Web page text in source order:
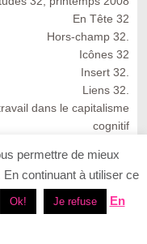
En Tête 32
Hors-champ 32.
Icônes 32
Insert 32.
Liens 32.
dans le capitalisme
cognitif
Multitudes 33, été 2008
33 : Summer 2008
En Tête 33
Icônes 33. Ernesto Neto
permettre de mieux
continuant à utiliser ce
Ok! Je refuse
En